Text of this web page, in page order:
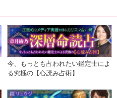
今、もっとも占われたい鑑定士によ
る究極の【心読み占術】